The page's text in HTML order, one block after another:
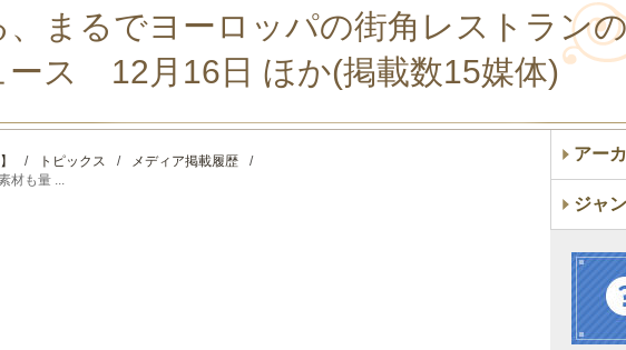
まるでヨーロッパの街角レストランの
ース 12月16日 ほか(掲載数15媒体)
/ トピックス / メディア掲載履歴
/
材も量 ...
アー
ジャ